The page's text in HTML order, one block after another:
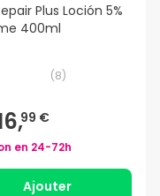
Plus Loción 5%
400ml
(8)
99 €
en 24-72h
Ajouter